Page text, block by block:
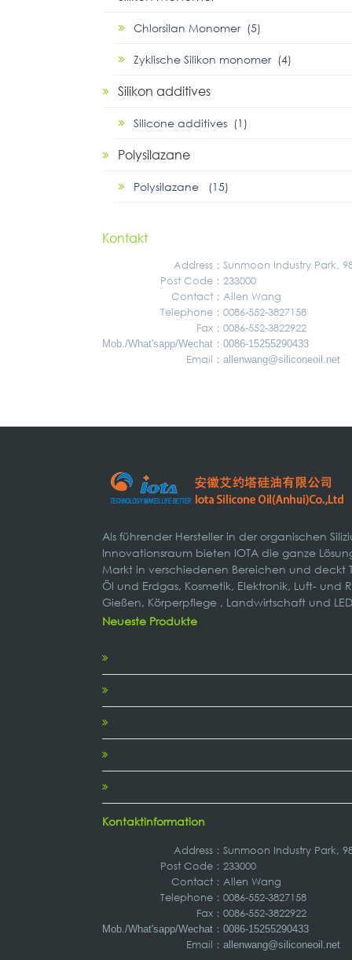
Chlorsilan Monomer (5)
Zyklische Silikon monomer (4)
Silikon additives
Silicone additives (1)
Polysilazane
Polysilazane (15)
Kontakt
Address ： Sunmoon Industry Park,
Post Code： 233000
Contact： Allen Wang
Telephone： 0086-552-3827158
Fax： 0086-552-3822922
Mob./What'sapp/Wechat ： 0086-15255290433
Email： allenwang@siliconeoil.net
Als führender Hersteller in der organischen
Innovationsraum bieten IOTA die ganze
Markt in verschiedenen Bereichen und deckt
Öl und Erdgas, Kosmetik, Elektronik, Luft-
Gießen, Körperpflege , Landwirtschaft und
Neueste Produkte
Kontaktinformation
Address ： Sunmoon Industry Park,
Post Code： 233000
Contact： Allen Wang
Telephone： 0086-552-3827158
Fax： 0086-552-3822922
Mob./What'sapp/Wechat ： 0086-15255290433
Email： allenwang@siliconeoil.net